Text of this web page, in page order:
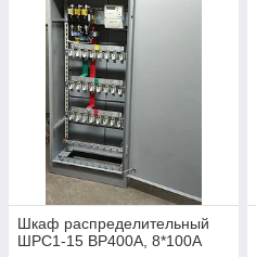
Шкаф распределительный
ШРС1-15 ВР400А, 8*100А